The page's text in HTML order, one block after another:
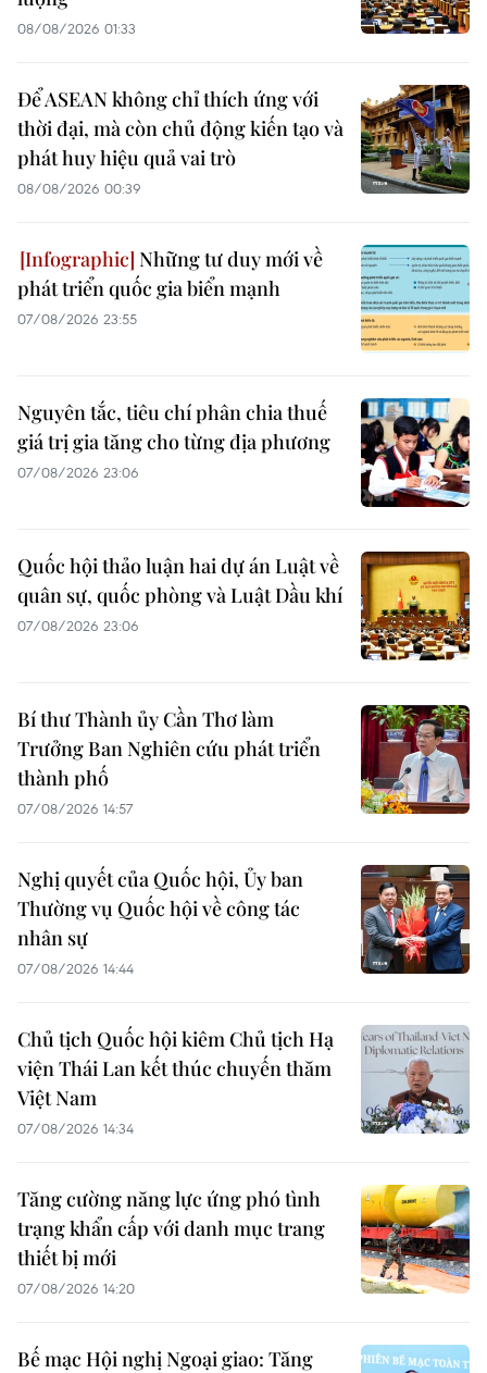
08/08/2026 01:33
Để ASEAN không chỉ thích ứng với
thời đại, mà còn chủ động kiến tạo và
phát huy hiệu quả vai trò
08/08/2026 00:39
Những tư duy mới về
phát triển quốc gia biển mạnh
07/08/2026 23:55
Nguyên tắc, tiêu chí phân chia thuế
giá trị gia tăng cho từng địa phương
07/08/2026 23:06
Quốc hội thảo luận hai dự án Luật về
quân sự, quốc phòng và Luật Dầu khí
07/08/2026 23:06
Bí thư Thành ủy Cần Thơ làm
Trưởng Ban Nghiên cứu phát triển
thành phố
07/08/2026 14:57
Nghị quyết của Quốc hội, Ủy ban
Thường vụ Quốc hội về công tác
nhân sự
07/08/2026 14:44
Chủ tịch Quốc hội kiêm Chủ tịch Hạ
viện Thái Lan kết thúc chuyến thăm
Việt Nam
07/08/2026 14:34
Tăng cường năng lực ứng phó tình
trạng khẩn cấp với danh mục trang
thiết bị mới
07/08/2026 14:20
Bế mạc Hội nghị Ngoại giao: Tăng